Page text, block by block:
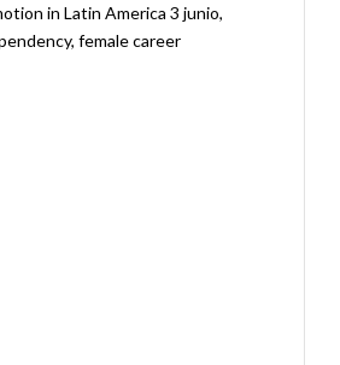
in Latin America 3 junio,
female career